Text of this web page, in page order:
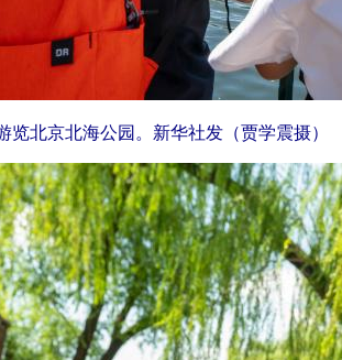
览北京北海公园。新华社发（贾学震摄）